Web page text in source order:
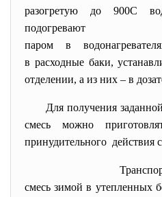
разогретую до 900С
подогревают
паром в
в расходные баки,
отделении, а из них – в
Для получения
смесь можно
принудительного действия
смесь зимой в утепленных